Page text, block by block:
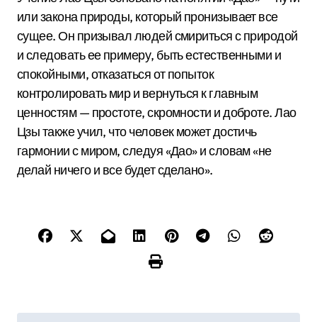
или закона природы, который пронизывает все
сущее. Он призывал людей смириться с природой
и следовать ее примеру, быть естественными и
спокойными, отказаться от попыток
контролировать мир и вернуться к главным
ценностям — простоте, скромности и доброте. Лао
Цзы также учил, что человек может достичь
гармонии с миром, следуя «Дао» и словам «не
делай ничего и все будет сделано».